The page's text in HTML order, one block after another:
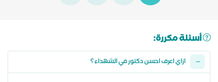
أسئلة مكررة:
ازاي اعرف احسن دكتور في الشهداء ؟